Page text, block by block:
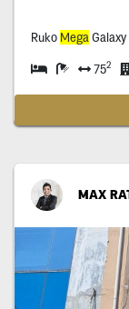
Ruko Mega Galaxy
752
MAX